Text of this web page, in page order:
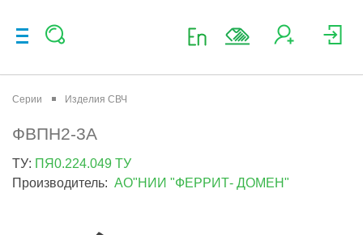
Серии Изделия СВЧ
ФВПН2-3А
ТУ: ПЯ0.224.049 ТУ
Производитель: АО"НИИ "ФЕРРИТ- ДОМЕН"